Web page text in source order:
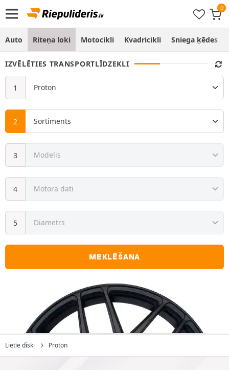
Auto Riteņa loki Motocikli Kvadricikli Sniega ķēdes
IZVĒLĒTIES TRANSPORTLĪDZEKLI
MEKLĒŠANA
Lietie diski Proton